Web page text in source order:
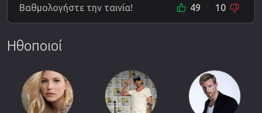
Βαθμολογήστε την ταινία! 49 10
Ηθοποιοί